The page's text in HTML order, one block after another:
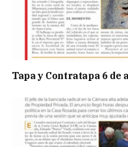
Tapa y Contratapa 6 de